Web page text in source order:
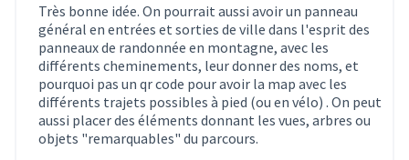
Très bonne idée. On pourrait aussi avoir un panneau
général en entrées et sorties de ville dans l'esprit des
panneaux de randonnée en montagne, avec les
différents cheminements, leur donner des noms, et
pourquoi pas un qr code pour avoir la map avec les
différents trajets possibles à pied (ou en vélo) . On peut
aussi placer des éléments donnant les vues, arbres ou
objets "remarquables" du parcours.